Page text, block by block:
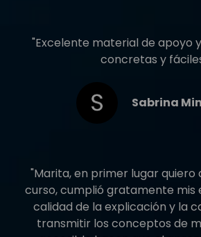
"Excelente material de apoyo
concretas y
Sabrina
"Marita, en primer lugar
curso, cumplió gratamente mis
calidad de la explicación y la
transmitir los conceptos de